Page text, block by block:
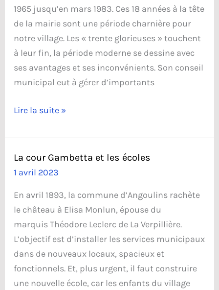
1965 jusqu’en mars 1983. Ces 18 années à la tête
de la mairie sont une période charnière pour
notre village. Les « trente glorieuses » touchent
à leur fin, la période moderne se dessine avec
ses avantages et ses inconvénients. Son conseil
municipal eut à gérer d’importants
Albert
Lire la suite »
La cour Gambetta et les écoles
1 avril 2023
En avril 1893, la commune d’Angoulins rachète
le château à Elisa Monlun, épouse du
marquis Théodore Leclerc de La Verpillière.
L’objectif est d’installer les services municipaux
dans de nouveaux locaux, spacieux et
fonctionnels. Et, plus urgent, il faut construire
une nouvelle école, car les enfants du village